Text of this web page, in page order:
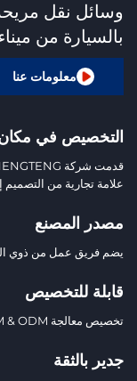
وسائل نقل
بالسيارة من
معلومات عنا
التخصيص في
علامة تجارية من التصميم
مصدر المصنع
يضم فريق عمل من ذوي
قابلة للتخصيص
تخصيص معالجة OEM & ODM، حسب الطلب.
جدير بالثقة